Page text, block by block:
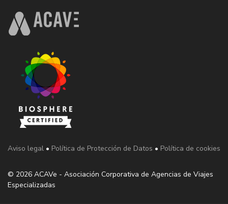
Aviso legal • Política de Protección de Datos • Política de cookies
© 2026 ACAVe - Asociación Corporativa de Agencias de Viajes
Especializadas